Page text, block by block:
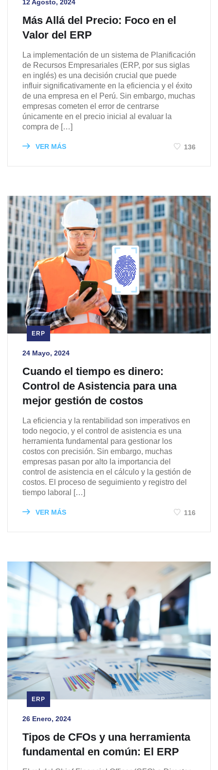
12 Agosto, 2024
Más Allá del Precio: Foco en el
Valor del ERP
La implementación de un sistema de Planificación
de Recursos Empresariales (ERP, por sus siglas
en inglés) es una decisión crucial que puede
influir significativamente en la eficiencia y el éxito
de una empresa en el Perú. Sin embargo, muchas
empresas cometen el error de centrarse
únicamente en el precio inicial al evaluar la
compra de […]
VER MÁS 136
ERP
24 Mayo, 2024
Cuando el tiempo es dinero:
Control de Asistencia para una
mejor gestión de costos
La eficiencia y la rentabilidad son imperativos en
todo negocio, y el control de asistencia es una
herramienta fundamental para gestionar los
costos con precisión. Sin embargo, muchas
empresas pasan por alto la importancia del
control de asistencia en el cálculo y la gestión de
costos. El proceso de seguimiento y registro del
tiempo laboral […]
VER MÁS 116
ERP
26 Enero, 2024
Tipos de CFOs y una herramienta
fundamental en común: El ERP